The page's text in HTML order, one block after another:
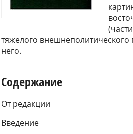
тяжелого
него.
Содержание
От редакции
Введение